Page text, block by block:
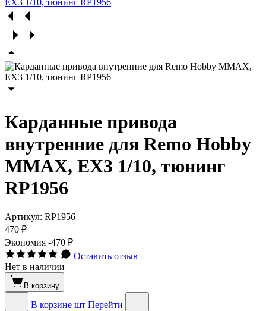
Карданные привода
внутренние для Remo Hobby
MMAX, EX3 1/10, тюнинг
RP1956
Артикул: RP1956
470 ₽
Экономия -470 ₽
Оставить отзыв
Нет в наличии
В корзину
В корзине шт Перейти